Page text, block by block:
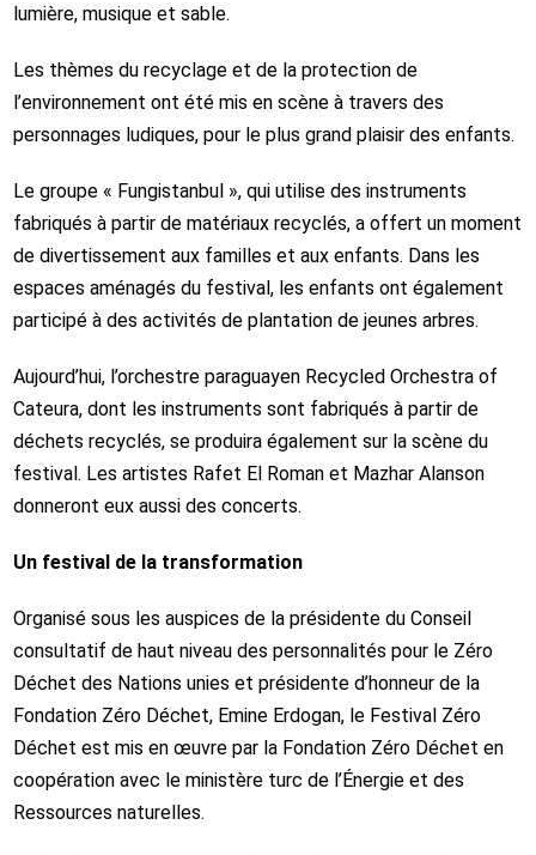
lumière, musique et sable.
Les thèmes du recyclage et de la protection de
l’environnement ont été mis en scène à travers des
personnages ludiques, pour le plus grand plaisir des enfants.
Le groupe « Fungistanbul », qui utilise des instruments
fabriqués à partir de matériaux recyclés, a offert un moment
de divertissement aux familles et aux enfants. Dans les
espaces aménagés du festival, les enfants ont également
participé à des activités de plantation de jeunes arbres.
Aujourd’hui, l’orchestre paraguayen Recycled Orchestra of
Cateura, dont les instruments sont fabriqués à partir de
déchets recyclés, se produira également sur la scène du
festival. Les artistes Rafet El Roman et Mazhar Alanson
donneront eux aussi des concerts.
Un festival de la transformation
Organisé sous les auspices de la présidente du Conseil
consultatif de haut niveau des personnalités pour le Zéro
Déchet des Nations unies et présidente d’honneur de la
Fondation Zéro Déchet, Emine Erdogan, le Festival Zéro
Déchet est mis en œuvre par la Fondation Zéro Déchet en
coopération avec le ministère turc de l’Énergie et des
Ressources naturelles.